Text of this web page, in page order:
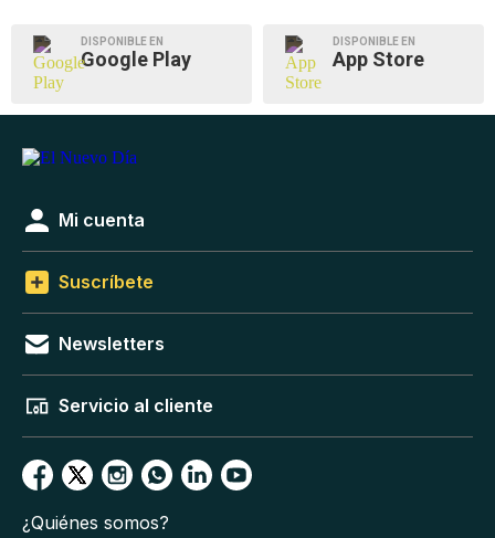
DISPONIBLE EN
Google Play
DISPONIBLE EN
App Store
Mi cuenta
Suscríbete
Newsletters
Servicio al cliente
¿Quiénes somos?